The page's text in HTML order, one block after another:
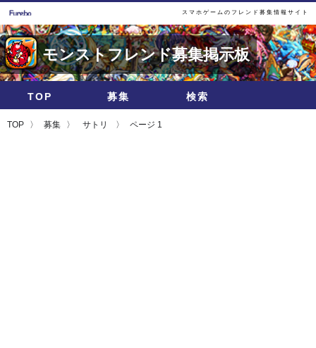
スマホゲームのフレンド募集情報サイト
モンストフレンド募集掲示板
TOP 募集 検索
TOP 募集 サトリ ページ 1